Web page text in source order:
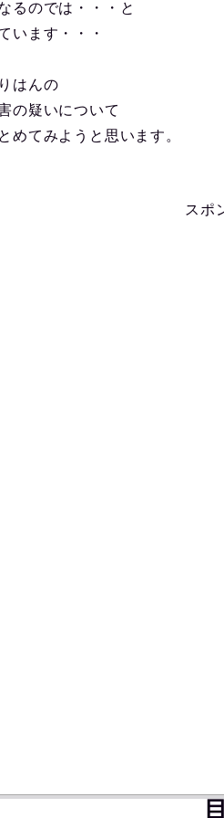
るのでは・・・と
います・・・
はんの
の疑いについて
めてみようと思います。
スポ